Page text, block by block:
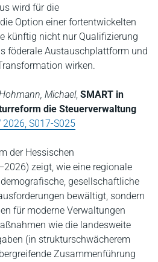
wird für die
Option einer fortentwickelten
künftig nicht nur Qualifizierung
föderale Austauschplattform und
wirken.
Michael, SMART in
die Steuerverwaltung
2026, S017-S025
der Hessischen
zeigt, wie eine regionale
gesellschaftliche
bewältigt, sondern
für moderne Verwaltungen
wie die landesweite
(in strukturschwächerem
Zusammenführung